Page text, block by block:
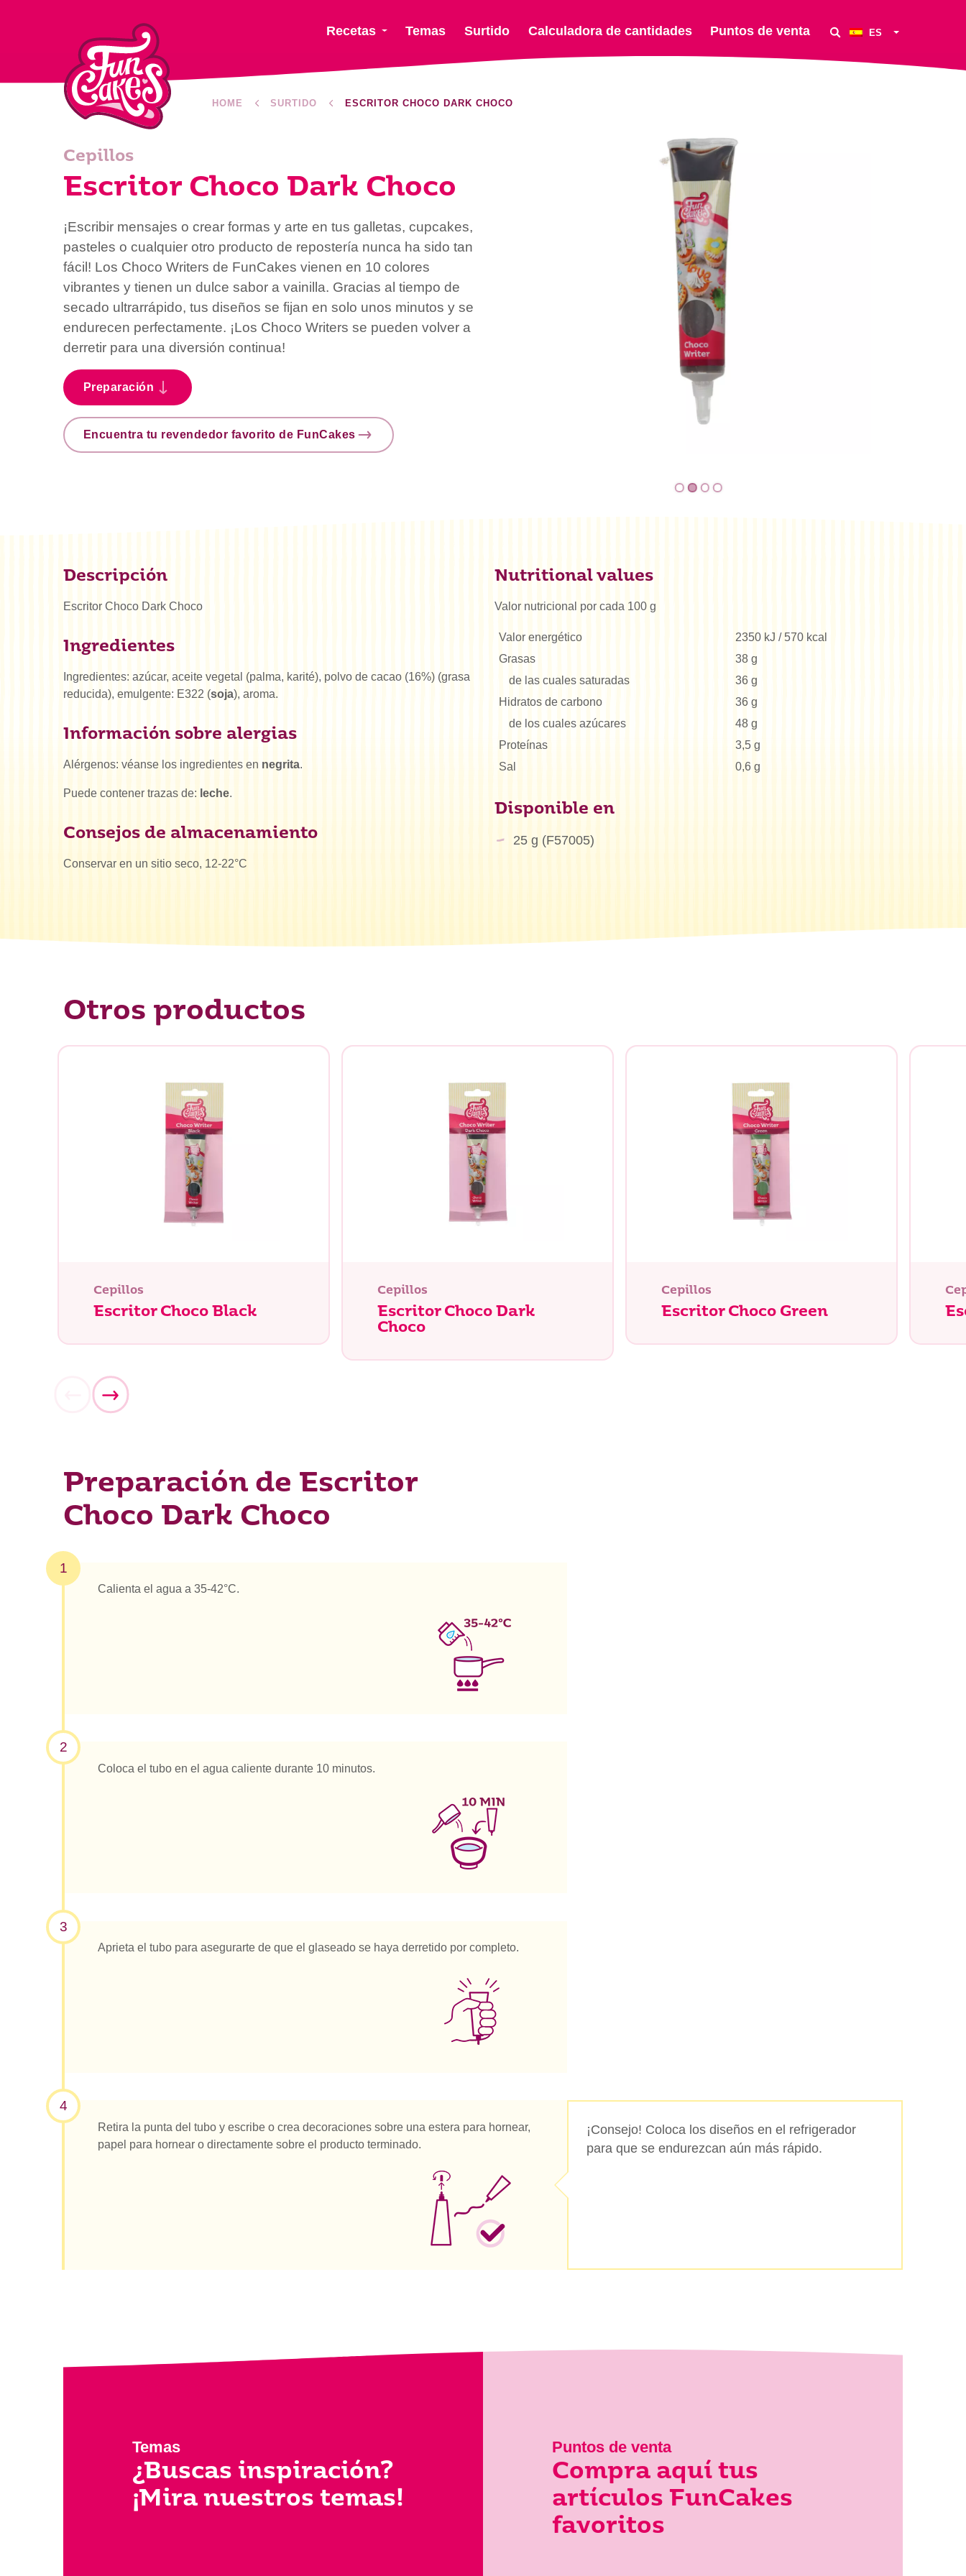
Recetas Temas Surtido Calculadora de cantidades Puntos de venta ES
¿Qué estás buscando?
HOME SURTIDO ESCRITOR CHOCO DARK CHOCO
Cepillos
Escritor Choco Dark Choco
¡Escribir mensajes o crear formas y arte en tus galletas, cupcakes,
pasteles o cualquier otro producto de repostería nunca ha sido tan
fácil! Los Choco Writers de FunCakes vienen en 10 colores
vibrantes y tienen un dulce sabor a vainilla. Gracias al tiempo de
secado ultrarrápido, tus diseños se fijan en solo unos minutos y se
endurecen perfectamente. ¡Los Choco Writers se pueden volver a
derretir para una diversión continua!
Preparación
Encuentra tu revendedor favorito de FunCakes
Descripción
Escritor Choco Dark Choco
Ingredientes
Ingredientes: azúcar, aceite vegetal (palma, karité), polvo de cacao (16%) (grasa
reducida), emulgente: E322 (soja), aroma.
Información sobre alergias
Alérgenos: véanse los ingredientes en negrita.
Puede contener trazas de: leche.
Consejos de almacenamiento
Conservar en un sitio seco, 12-22°C
Nutritional values
Valor nutricional por cada 100 g
Valor energético
2350 kJ / 570 kcal
Grasas
38 g
de las cuales saturadas
36 g
Hidratos de carbono
36 g
de los cuales azúcares
48 g
Proteínas
3,5 g
Sal
0,6 g
Disponible en
25 g (F57005)
Otros productos
Cepillos
Escritor Choco Black
Cepillos
Escritor Choco Dark
Choco
Cepillos
Escritor Choco Green
Preparación de Escritor
Choco Dark Choco
1
Calienta el agua a 35-42°C.
2
Coloca el tubo en el agua caliente durante 10 minutos.
3
Aprieta el tubo para asegurarte de que el glaseado se haya derretido por completo.
4
Retira la punta del tubo y escribe o crea decoraciones sobre una estera para hornear,
papel para hornear o directamente sobre el producto terminado.
¡Consejo! Coloca los diseños en el refrigerador
para que se endurezcan aún más rápido.
Temas
¿Buscas inspiración?
¡Mira nuestros temas!
Puntos de venta
Compra aquí tus
artículos FunCakes
favoritos